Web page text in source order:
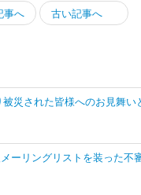
事へ
古い記事へ
災された皆様へのお見舞い
ーリングリストを装った不